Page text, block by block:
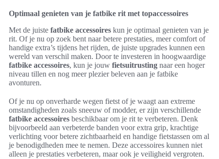
Optimaal genieten van je fatbike rit met topaccessoires
Met de juiste fatbike accessoires kun je optimaal genieten van je
rit. Of je nu op zoek bent naar betere prestaties, meer comfort of
handige extra’s tijdens het rijden, de juiste upgrades kunnen een
wereld van verschil maken. Door te investeren in hoogwaardige
fatbike accessoires, kun je jouw fietsuitrusting naar een hoger
niveau tillen en nog meer plezier beleven aan je fatbike
avonturen.
Of je nu op onverharde wegen fietst of je waagt aan extreme
omstandigheden zoals sneeuw of modder, er zijn verschillende
fatbike accessoires beschikbaar om je rit te verbeteren. Denk
bijvoorbeeld aan verbeterde banden voor extra grip, krachtige
verlichting voor betere zichtbaarheid en handige fietstassen om al
je benodigdheden mee te nemen. Deze accessoires kunnen niet
alleen je prestaties verbeteren, maar ook je veiligheid vergroten.